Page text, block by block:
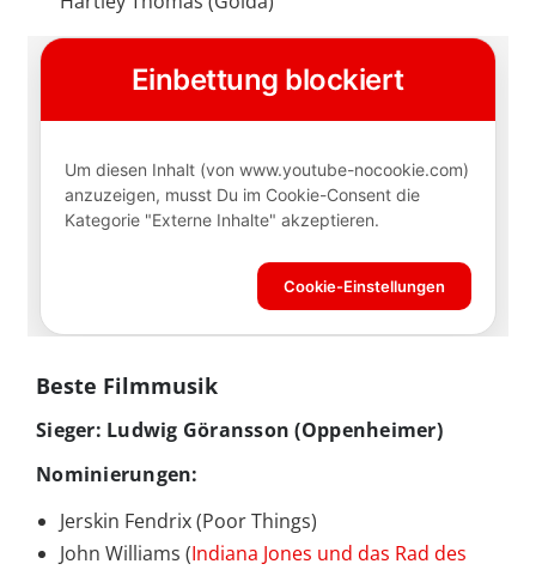
Beste Filmmusik
Sieger: Ludwig Göransson (Oppenheimer)
Nominierungen:
Jerskin Fendrix (Poor Things)
John Williams (Indiana Jones und das Rad des